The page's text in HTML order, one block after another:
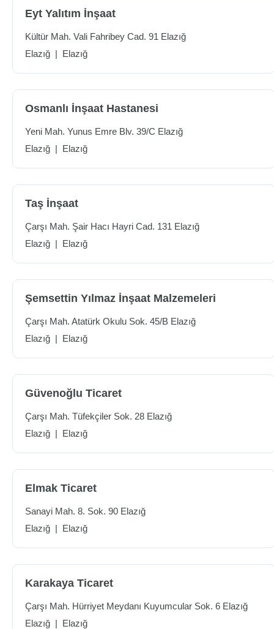
Eyt Yalıtım İnşaat
Kültür Mah. Vali Fahribey Cad. 91 Elazığ
Elazığ | Elazığ
Osmanlı İnşaat Hastanesi
Yeni Mah. Yunus Emre Blv. 39/C Elazığ
Elazığ | Elazığ
Taş İnşaat
Çarşı Mah. Şair Hacı Hayri Cad. 131 Elazığ
Elazığ | Elazığ
Şemsettin Yılmaz İnşaat Malzemeleri
Çarşı Mah. Atatürk Okulu Sok. 45/B Elazığ
Elazığ | Elazığ
Güvenoğlu Ticaret
Çarşı Mah. Tüfekçiler Sok. 28 Elazığ
Elazığ | Elazığ
Elmak Ticaret
Sanayi Mah. 8. Sok. 90 Elazığ
Elazığ | Elazığ
Karakaya Ticaret
Çarşı Mah. Hürriyet Meydanı Kuyumcular Sok. 6 Elazığ
Elazığ | Elazığ